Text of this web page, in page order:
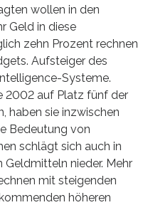
wollen in den
Geld in diese
zehn Prozent rechnen
Aufsteiger des
Systeme.
2002 auf Platz fünf der
haben sie inzwischen
Bedeutung von
schlägt sich auch in
nieder. Mehr
mit steigenden
höheren